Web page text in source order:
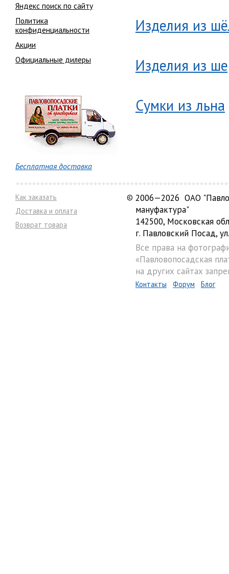
Яндекс поиск по сайту
Политика
конфиденциальности
Акции
Официальные дилеры
Бесплатная доставка
Изделия из
Изделия из
Сумки из льна
Как заказать
Доставка и оплата
Возврат товара
© 2006—2026 ОАО
мануфактура"
142500, Московская
г. Павловский Посад,
Все права на
«Павловопосадская
на других сайтах
Контакты Форум Блог